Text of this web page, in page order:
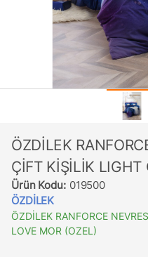
ÖZDİLEK
ÇİFT KİŞİLİK LIGHT
Ürün Kodu: 019500
ÖZDİLEK
ÖZDİLEK RANFORCE
LOVE MOR (OZEL)